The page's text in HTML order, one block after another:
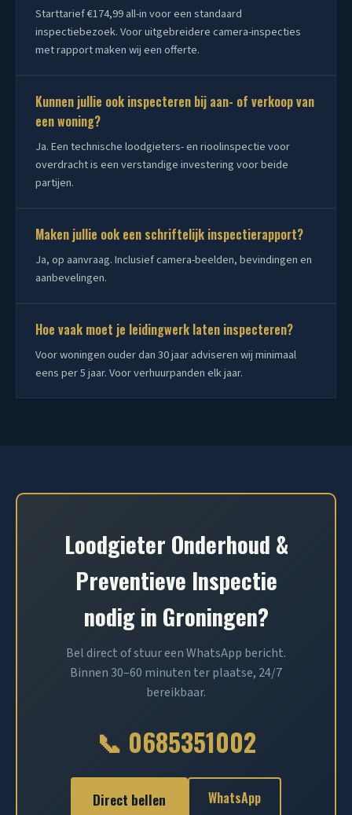
Starttarief €174,99 all-in voor een standaard
inspectiebezoek. Voor uitgebreidere camera-inspecties
met rapport maken wij een offerte.
Kunnen jullie ook inspecteren bij aan- of verkoop van
een woning?
Ja. Een technische loodgieters- en rioolinspectie voor
overdracht is een verstandige investering voor beide
partijen.
Maken jullie ook een schriftelijk inspectierapport?
Ja, op aanvraag. Inclusief camera-beelden, bevindingen en
aanbevelingen.
Hoe vaak moet je leidingwerk laten inspecteren?
Voor woningen ouder dan 30 jaar adviseren wij minimaal
eens per 5 jaar. Voor verhuurpanden elk jaar.
Loodgieter Onderhoud &
Preventieve Inspectie
nodig in Groningen?
Bel direct of stuur een WhatsApp bericht.
Binnen 30–60 minuten ter plaatse, 24/7
bereikbaar.
📞 0685351002
Direct bellen WhatsApp